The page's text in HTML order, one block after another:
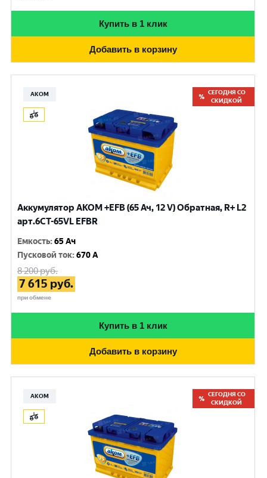
Купить в 1 клик
Добавить в корзину
АКОМ
СЕГОДНЯ СО
СКИДКОЙ
Аккумулятор AKOM +EFB (65 Ач, 12 V) Обратная, R+ L2
арт.6CT-65VL EFBR
Емкость:65 Ач
Пусковой ток:670 A
8 200руб.
7 615 руб.
при обмене
Купить в 1 клик
Добавить в корзину
АКОМ
СЕГОДНЯ СО
СКИДКОЙ